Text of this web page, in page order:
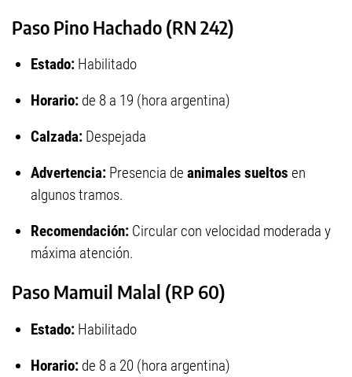
Paso Pino Hachado (RN 242)
Estado: Habilitado
Horario: de 8 a 19 (hora argentina)
Calzada: Despejada
Advertencia: Presencia de animales sueltos en
algunos tramos.
Recomendación: Circular con velocidad moderada y
máxima atención.
Paso Mamuil Malal (RP 60)
Estado: Habilitado
Horario: de 8 a 20 (hora argentina)